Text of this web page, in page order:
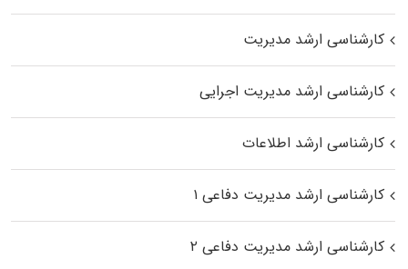
کارشناسی ارشد مدیریت
کارشناسی ارشد مدیریت اجرایی
کارشناسی ارشد اطلاعات
کارشناسی ارشد مدیریت دفاعی ۱
کارشناسی ارشد مدیریت دفاعی ۲